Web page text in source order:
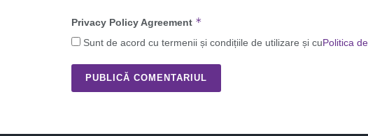
Privacy Policy Agreement *
Sunt de acord cu termenii și condițiile de utilizare și cuPolitica